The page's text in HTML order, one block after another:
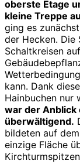
oberste Etage
kleine Treppe
ging es
der Hecken. Die
Schaltkreisen
kann. Dank
Hainbuchen nur
war der Anblick
überwältigend.
bildeten auf
einzige Fläche